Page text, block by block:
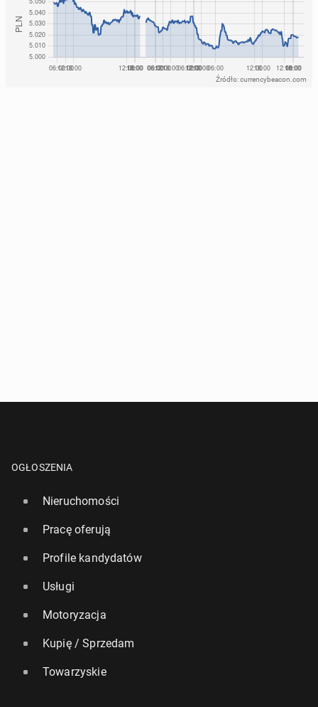
Źródło: currencybeacon.com
OGŁOSZENIA
Nieruchomości
Pracę oferują
Profile kandydatów
Usługi
Motoryzacja
Kupię / Sprzedam
Towarzyskie